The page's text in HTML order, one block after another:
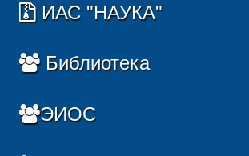
ИАС "НАУКА"
Библиотека
ЭИОС